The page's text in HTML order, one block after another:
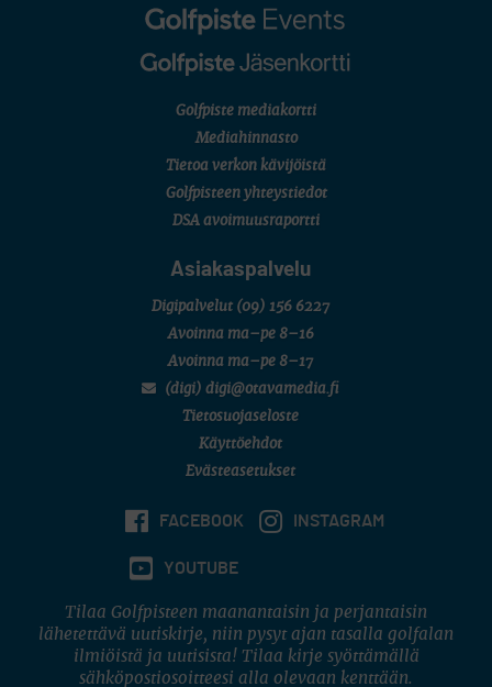
Golfpiste mediakortti
Mediahinnasto
Tietoa verkon kävijöistä
Golfpisteen yhteystiedot
DSA avoimuusraportti
Asiakaspalvelu
Digipalvelut (09) 156 6227
Avoinna ma–pe 8–16
Avoinna ma–pe 8–17
(digi) digi@otavamedia.fi
Tietosuojaseloste
Käyttöehdot
Evästeasetukset
FACEBOOK INSTAGRAM
YOUTUBE
Tilaa Golfpisteen maanantaisin ja perjantaisin
lähetettävä uutiskirje, niin pysyt ajan tasalla golfalan
ilmiöistä ja uutisista! Tilaa kirje syöttämällä
sähköpostiosoitteesi alla olevaan kenttään.